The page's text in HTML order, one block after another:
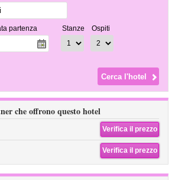
partenza Stanze Ospiti
che offrono questo hotel
Verifica il prezzo
Verifica il prezzo